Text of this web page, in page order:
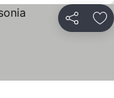
Partilhar